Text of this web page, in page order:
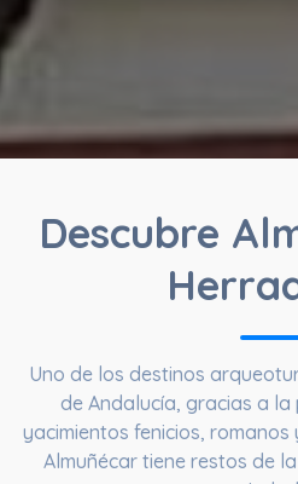
Descubre
Uno de los destinos
de Andalucía, gracias a
yacimientos fenicios,
Almuñécar tiene restos de